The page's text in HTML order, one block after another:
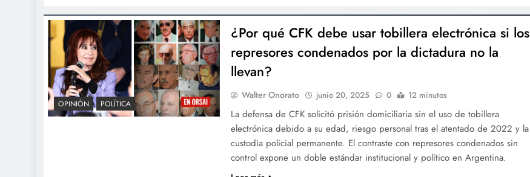
OPINIÓN POLÍTICA
¿Por qué CFK debe usar tobillera electrónica si los
represores condenados por la dictadura no la
llevan?
Walter Onorato junio 20, 2025 0 12 minutos
La defensa de CFK solicitó prisión domiciliaria sin el uso de tobillera
electrónica debido a su edad, riesgo personal tras el atentado de 2022 y la
custodia policial permanente. El contraste con represores condenados sin
control expone un doble estándar institucional y político en Argentina.